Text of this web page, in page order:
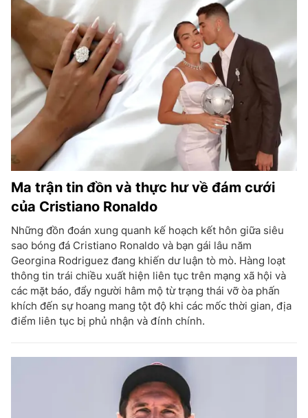
Ma trận tin đồn và thực hư về đám cưới
của Cristiano Ronaldo
Những đồn đoán xung quanh kế hoạch kết hôn giữa siêu
sao bóng đá Cristiano Ronaldo và bạn gái lâu năm
Georgina Rodriguez đang khiến dư luận tò mò. Hàng loạt
thông tin trái chiều xuất hiện liên tục trên mạng xã hội và
các mặt báo, đẩy người hâm mộ từ trạng thái vỡ òa phấn
khích đến sự hoang mang tột độ khi các mốc thời gian, địa
điểm liên tục bị phủ nhận và đính chính.